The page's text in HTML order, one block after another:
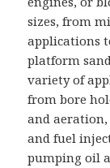
sizes, from
applications
platform
variety of
from bore
and
and fuel
pumping oil